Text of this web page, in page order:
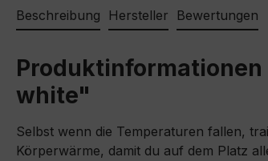
Beschreibung Hersteller Bewertungen
white"
Selbst wenn die Temperaturen fallen,
Körperwärme, damit du auf dem Platz